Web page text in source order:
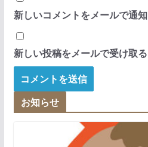
新しいコメントをメールで通知
新しい投稿をメールで受け取る
お知らせ